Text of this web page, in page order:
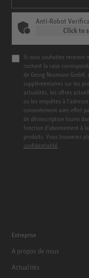
Anti-Robot
Click to
Si vous souhaitez recevoir
cochant la case
de Georg Neumann
supplémentaires sur les
actualités, les offres
ou les enquêtes à
consentement avec effet
de désinscription fourni
fonction d’abonnement à
produits. Vous trouverez
confidentialité
Entreprise
A propos de nous
Actualités